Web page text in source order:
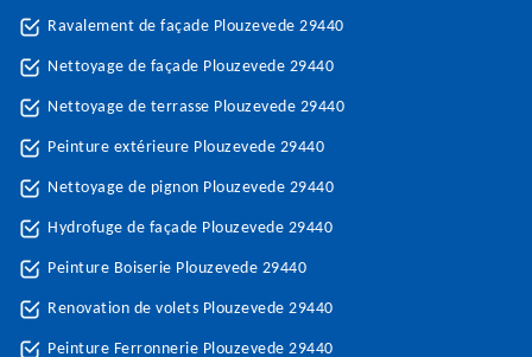
Ravalement de façade Plouzevede 29440
Nettoyage de façade Plouzevede 29440
Nettoyage de terrasse Plouzevede 29440
Peinture extérieure Plouzevede 29440
Nettoyage de pignon Plouzevede 29440
Hydrofuge de façade Plouzevede 29440
Peinture Boiserie Plouzevede 29440
Renovation de volets Plouzevede 29440
Peinture Ferronnerie Plouzevede 29440